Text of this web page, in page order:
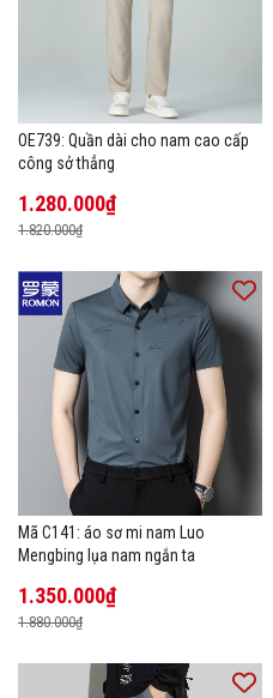
OE739: Quần dài cho nam cao cấp
công sở thẳng
1.280.000₫
1.820.000₫
Mã C141: áo sơ mi nam Luo
Mengbing lụa nam ngắn ta
1.350.000₫
1.880.000₫